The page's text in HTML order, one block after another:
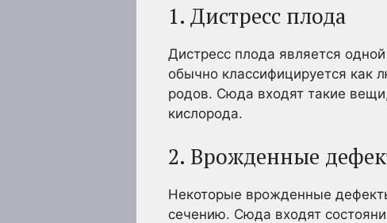
1. Дистресс плода
Дистресс плода является
обычно классифицируется как
родов. Сюда входят такие
кислорода.
2. Врожденные
Некоторые врожденные
сечению. Сюда входят